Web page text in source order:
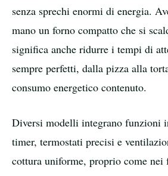
senza sprechi enormi di energia.
mano un forno compatto che si
significa anche ridurre i tempi di
sempre perfetti, dalla pizza alla
consumo energetico contenuto.
Diversi modelli integrano funzioni
timer, termostati precisi e
cottura uniforme, proprio come